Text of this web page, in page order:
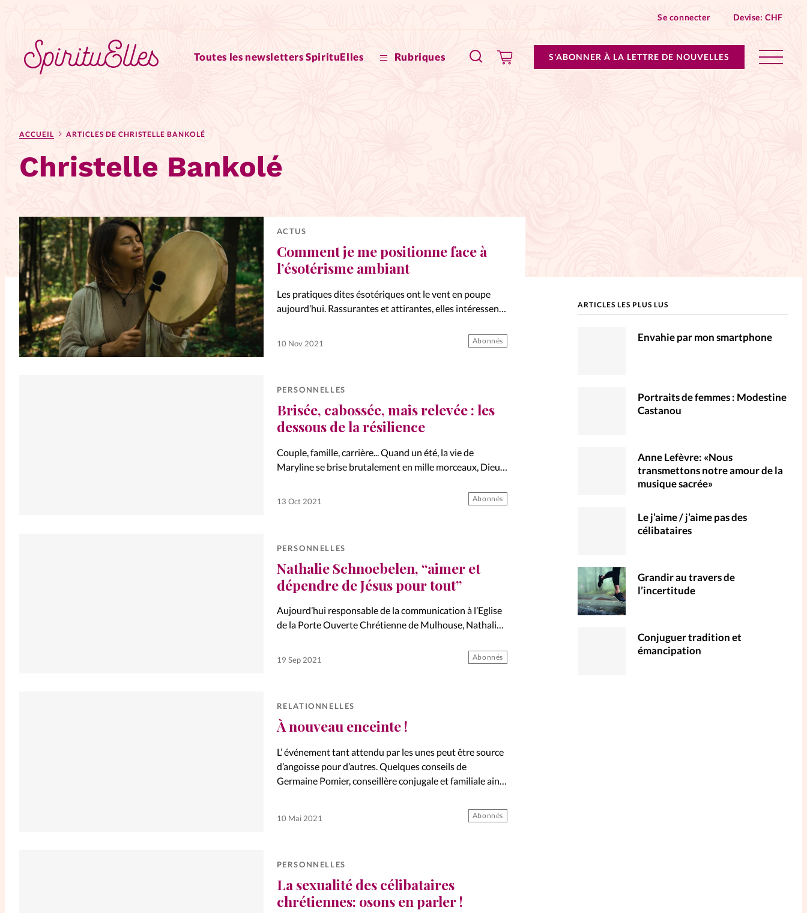
Toutes les newsletters SpirituElles Rubriques
Se connecter Devise:CHF
S'ABONNER À LA LETTRE DE NOUVELLES
Actus au féminin
Astuces
Bible
Chroniques
Dossiers
Edito
Elles nous inspirent
Entre4yeux
L'anecdote
La Bible au féminin
Lifestyle
Littérature
PersonnElles
Vive la famille
La Pause SpirituElles - toutes les éditions
À propos
Mon compte
Changement d'adresse
ACCUEIL ARTICLES DE CHRISTELLE BANKOLÉ
Christelle Bankolé
ACTUS
Comment je me positionne face à
l’ésotérisme ambiant
Les pratiques dites ésotériques ont le vent en poupe
aujourd’hui. Rassurantes et attirantes, elles intéressent
sont-elles dangereuses, voire occultes? Comment se
10 Nov 2021 Abonnés
PERSONNELLES
Brisée, cabossée, mais relevée : les
dessous de la résilience
Couple, famille, carrière... Quand un été, la vie de
Maryline se brise brutalement en mille morceaux, Dieu
13 Oct 2021 Abonnés
PERSONNELLES
Nathalie Schnoebelen, “aimer et
dépendre de Jésus pour tout”
Aujourd’hui responsable de la communication à l’Eglise
de la Porte Ouverte Chrétienne de Mulhouse, Nathalie
si elle s’est mise à chercher Dieu, c’est en raison des
difficultés…
19 Sep 2021 Abonnés
RELATIONNELLES
À nouveau enceinte !
L’ événement tant attendu par les unes peut être source
d’angoisse pour d’autres. Quelques conseils de
Germaine Pomier, conseillère conjugale et familiale ainsi
10 Mai 2021 Abonnés
PERSONNELLES
La sexualité des célibataires
chrétiennes: osons en parler !
ARTICLES LES PLUS LUS
Envahie par mon smartphone
Portraits de femmes : Modestine
Castanou
Anne Lefèvre: «Nous
transmettons notre amour de la
musique sacrée»
Le j’aime / j’aime pas des
célibataires
Grandir au travers de
l’incertitude
Conjuguer tradition et
émancipation